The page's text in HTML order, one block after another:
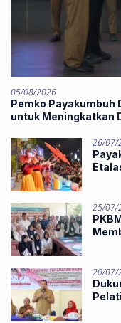
05/08/2026
Pemko
untuk Meningkatkan
26/07/
25/07/
20/07/